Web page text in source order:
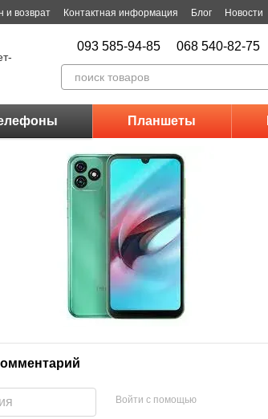
и возврат Контактная информация Блог Новости
093 585-94-85 068 540-82-75
Планшеты
Войти с помощью